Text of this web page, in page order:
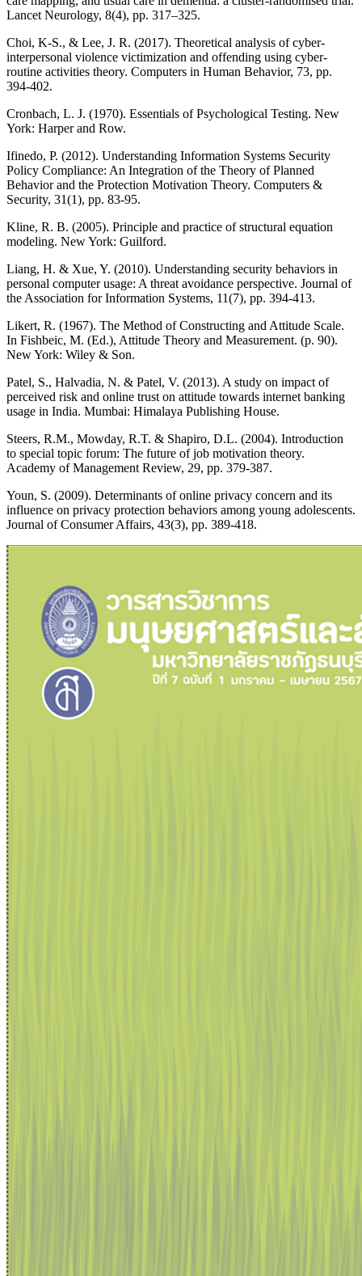
Lancet Neurology, 8(4), pp. 317–325.
Choi, K-S., & Lee, J. R. (2017). Theoretical analysis of cyber-
interpersonal violence victimization and offending using cyber-
routine activities theory. Computers in Human Behavior, 73, pp.
394-402.
Cronbach, L. J. (1970). Essentials of Psychological Testing. New
York: Harper and Row.
Ifinedo, P. (2012). Understanding Information Systems Security
Policy Compliance: An Integration of the Theory of Planned
Behavior and the Protection Motivation Theory. Computers &
Security, 31(1), pp. 83-95.
Kline, R. B. (2005). Principle and practice of structural equation
modeling. New York: Guilford.
Liang, H. & Xue, Y. (2010). Understanding security behaviors in
personal computer usage: A threat avoidance perspective. Journal of
the Association for Information Systems, 11(7), pp. 394-413.
Likert, R. (1967). The Method of Constructing and Attitude Scale.
In Fishbeic, M. (Ed.), Attitude Theory and Measurement. (p. 90).
New York: Wiley & Son.
Patel, S., Halvadia, N. & Patel, V. (2013). A study on impact of
perceived risk and online trust on attitude towards internet banking
usage in India. Mumbai: Himalaya Publishing House.
Steers, R.M., Mowday, R.T. & Shapiro, D.L. (2004). Introduction
to special topic forum: The future of job motivation theory.
Academy of Management Review, 29, pp. 379-387.
Youn, S. (2009). Determinants of online privacy concern and its
influence on privacy protection behaviors among young adolescents.
Journal of Consumer Affairs, 43(3), pp. 389-418.